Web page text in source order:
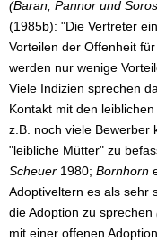
(Baran, Pannor und
(1985b): "Die Vertreter
Vorteilen der Offenheit
werden nur wenige
Viele Indizien sprechen
Kontakt mit den
z.B. noch viele Bewerber
"leibliche Mütter" zu
Scheuer 1980; Bornhorn
Adoptiveltern es als sehr
die Adoption zu sprechen
mit einer offenen